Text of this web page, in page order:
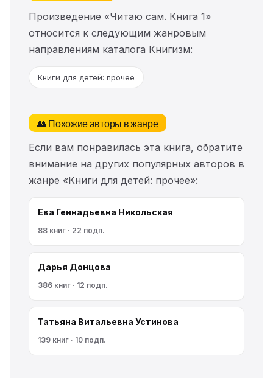
Произведение «Читаю сам. Книга 1»
относится к следующим жанровым
направлениям каталога Книгизм:
Книги для детей: прочее
👥 Похожие авторы в жанре
Если вам понравилась эта книга, обратите
внимание на других популярных авторов в
жанре «Книги для детей: прочее»:
Ева Геннадьевна Никольская
88 книг · 22 подп.
Дарья Донцова
386 книг · 12 подп.
Татьяна Витальевна Устинова
139 книг · 10 подп.